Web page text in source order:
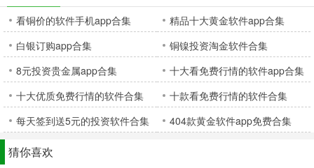
看铜价的软件手机app合集
精品十大黄金软件app合集
白银订购app合集
铜镍投资淘金软件合集
8元投资贵金属app合集
十大看免费行情的软件app合集
十大优质免费行情的软件合集
十款看免费行情的软件合集
每天签到送5元的投资软件合集
404款黄金软件app免费合集
猜你喜欢